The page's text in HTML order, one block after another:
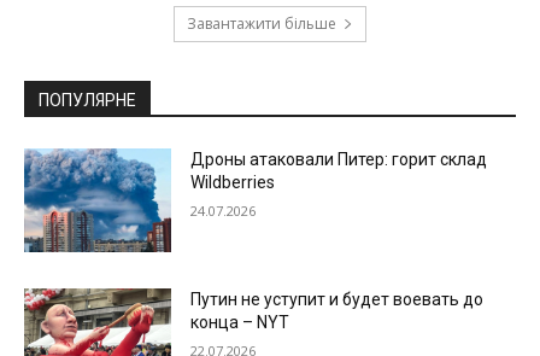
Завантажити більше
ПОПУЛЯРНЕ
Дроны атаковали Питер: горит склад
Wildberries
24.07.2026
Путин не уступит и будет воевать до
конца – NYT
22.07.2026